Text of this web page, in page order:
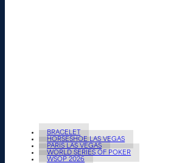
BRACELET
HORSESHOE LAS VEGAS
PARIS LAS VEGAS
WORLD SERIES OF POKER
WSOP 2026